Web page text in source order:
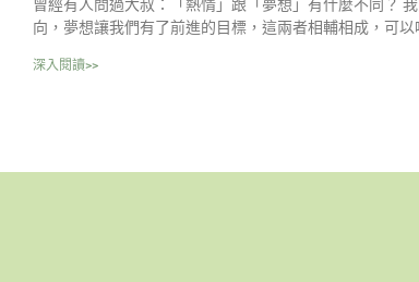
曾經有人問過大叔：「熱情」跟「夢想」有什麼不同？
向，夢想讓我們有了前進的目標，這兩者相輔相成，可以
深入閱讀>>